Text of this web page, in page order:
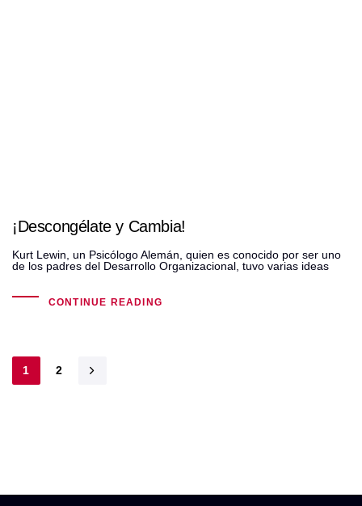
¡Descongélate y Cambia!
Kurt Lewin, un Psicólogo Alemán, quien es conocido por ser uno
de los padres del Desarrollo Organizacional, tuvo varias ideas
CONTINUE READING
1 2